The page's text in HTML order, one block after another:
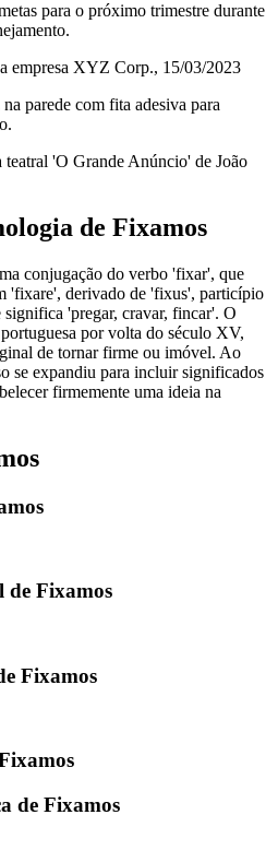
para o próximo trimestre durante
empresa XYZ Corp., 15/03/2023
na parede com fita adesiva para
teatral 'O Grande Anúncio' de João
de Fixamos
conjugação do verbo 'fixar', que
'fixare', derivado de 'fixus', particípio
significa 'pregar, cravar, fincar'. O
por volta do século XV,
de tornar firme ou imóvel. Ao
se expandiu para incluir significados
firmemente uma ideia na
de Fixamos
Fixamos
de Fixamos